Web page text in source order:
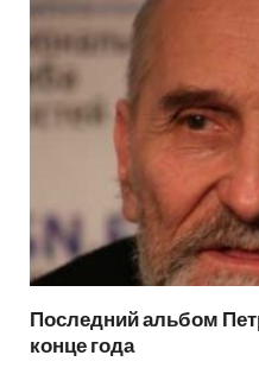
Последний альбом
конце года